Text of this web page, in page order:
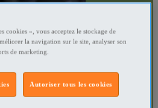
cookies », vous acceptez le stockage de
la navigation sur le site, analyser son
de marketing.
Autoriser tous les cookies